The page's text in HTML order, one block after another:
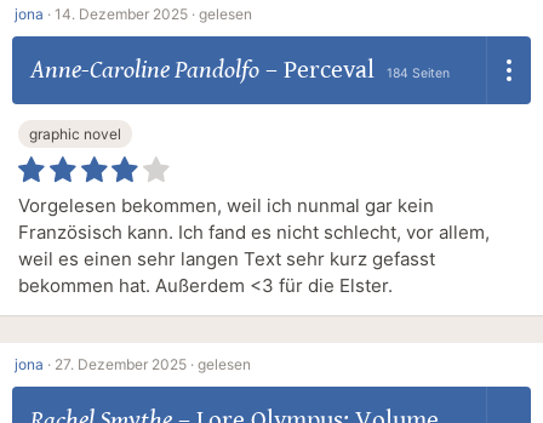
jona · 14. Dezember 2025 · gelesen
Anne-Caroline Pandolfo– Perceval 184 Seiten
graphic novel
Vorgelesen bekommen, weil ich nunmal gar kein
Französisch kann. Ich fand es nicht schlecht, vor allem,
weil es einen sehr langen Text sehr kurz gefasst
bekommen hat. Außerdem <3 für die Elster.
jona · 27. Dezember 2025 · gelesen